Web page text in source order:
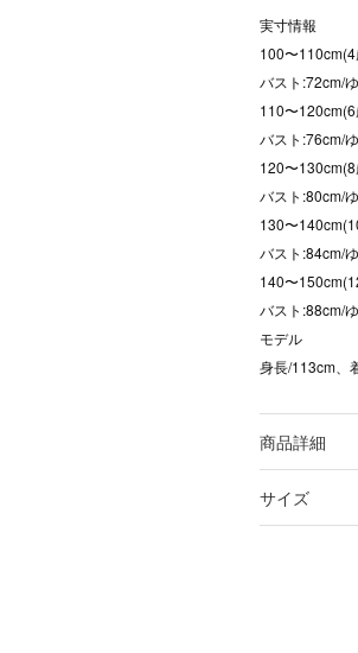
実寸情報
100〜110cm(4
バスト:72cm/
110〜120cm(6
バスト:76cm/
120〜130cm(8
バスト:80cm/
130〜
バスト:84cm/
140〜
バスト:88cm/
モデル
身長/113cm、
商品詳細
サイズ